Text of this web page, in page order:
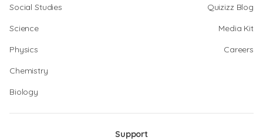
Social Studies
Science
Physics
Chemistry
Biology
Quizizz Blog
Media Kit
Careers
Support